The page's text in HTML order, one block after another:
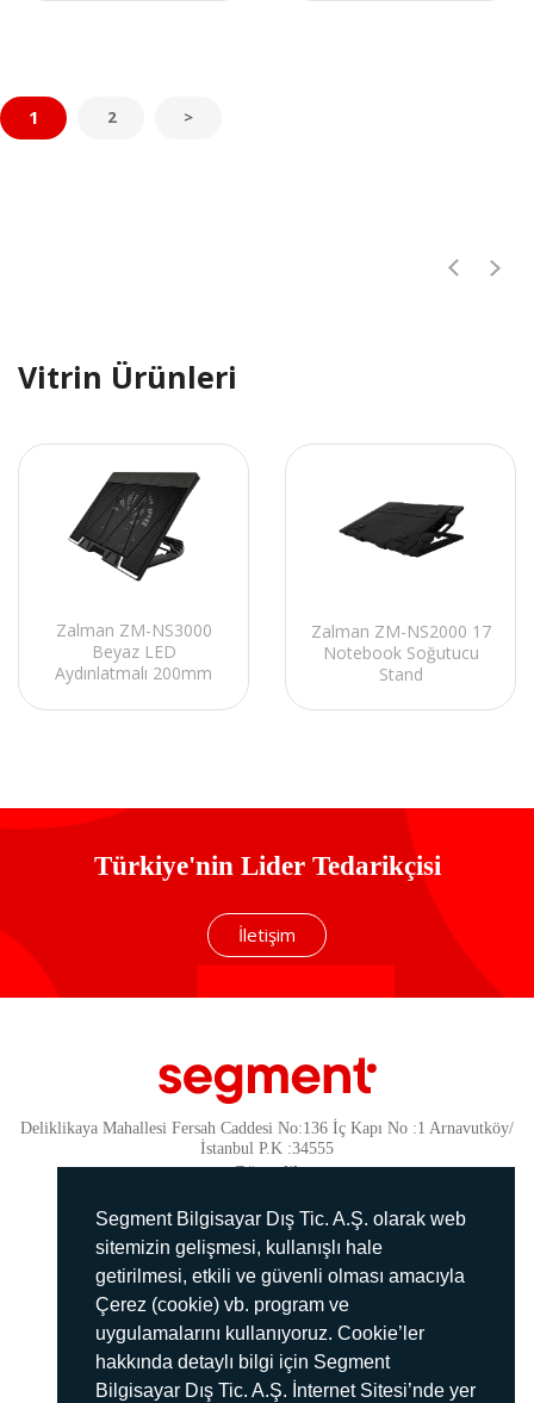
Segment Bilgisayar Dış Tic. A.Ş. olarak web
sitemizin gelişmesi, kullanışlı hale
getirilmesi, etkili ve güvenli olması amacıyla
Çerez (cookie) vb. program ve
uygulamalarını kullanıyoruz. Cookie’ler
hakkında detaylı bilgi için Segment
Bilgisayar Dış Tic. A.Ş. İnternet Sitesi’nde yer
1 2 >
Vitrin Ürünleri
Zalman ZM-NS3000
Beyaz LED
Aydınlatmalı 200mm
Soğutucu Stand
Zalman ZM-NS2000 17
Notebook Soğutucu
Stand
Türkiye'nin Lider Tedarikçisi
İletişim
Deliklikaya Mahallesi Fersah Caddesi No:136 İç Kapı No :1 Arnavutköy/
İstanbul P.K :34555
Güvenlik
KVKK Politikamız
Gizlilik Politikamız
Aydınlatma Metni
İmha Politikası
444 78 99